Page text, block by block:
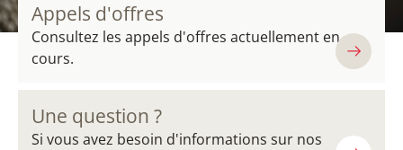
Appels d'offres
Consultez les appels d'offres actuellement en
cours.
Une question ?
Si vous avez besoin d'informations sur nos